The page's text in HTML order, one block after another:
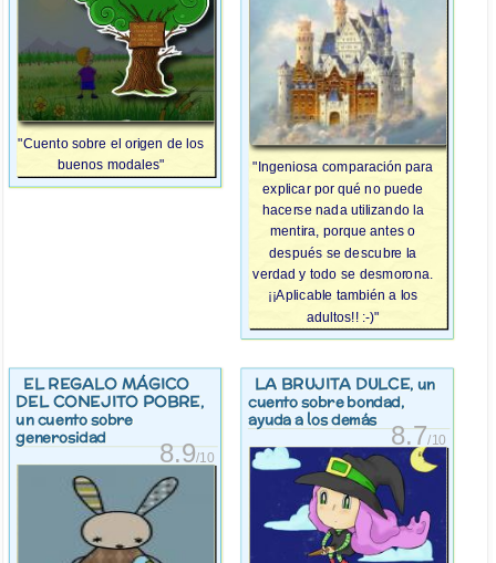
"Cuento sobre el origen de los
buenos modales"
"Ingeniosa comparación para
explicar por qué no puede
hacerse nada utilizando la
mentira, porque antes o
después se descubre la
verdad y todo se desmorona.
¡¡Aplicable también a los
adultos!! :-)"
EL REGALO MÁGICO
DEL CONEJITO POBRE,
un cuento sobre
generosidad
8.9/10
LA BRUJITA DULCE, un
cuento sobre bondad,
ayuda a los demás
8.7/10